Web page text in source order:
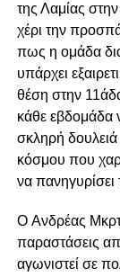
της Λαμίας
χέρι την
πως η ομάδα
υπάρχει
θέση στην
κάθε εβδομάδα
σκληρή
κόσμου που
να
O Ανδρέας
παραστάσεις
αγωνιστεί σε